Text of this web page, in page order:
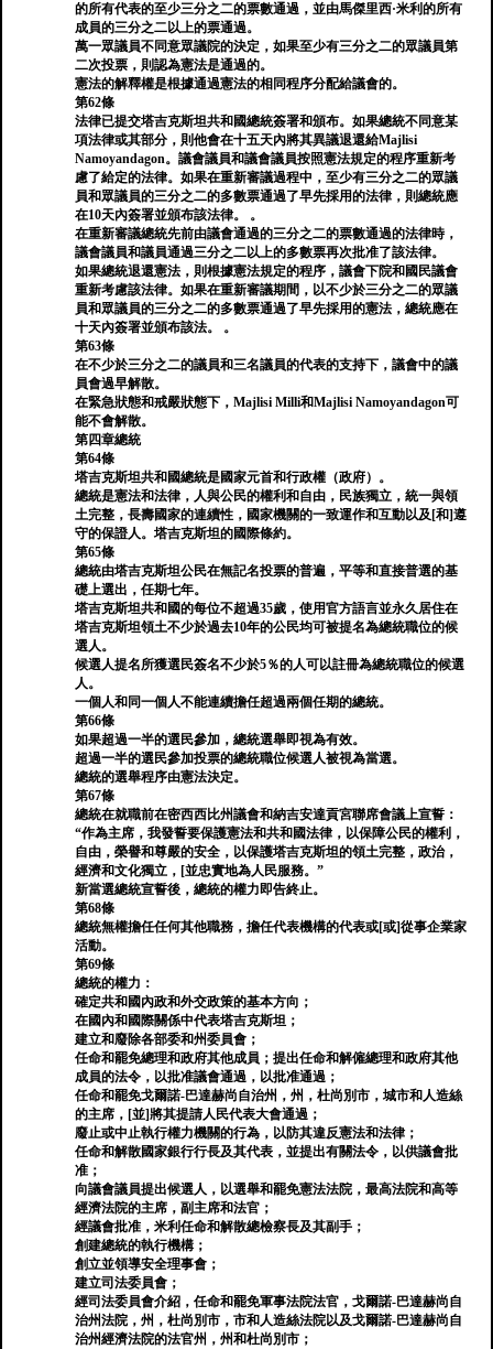
的所有代表的至少三分之二的票數通過，並由馬傑里西·米利的所有
成員的三分之二以上的票通過。
萬一眾議員不同意眾議院的決定，如果至少有三分之二的眾議員第
二次投票，則認為憲法是通過的。
憲法的解釋權是根據通過憲法的相同程序分配給議會的。
第62條
法律已提交塔吉克斯坦共和國總統簽署和頒布。如果總統不同意某
項法律或其部分，則他會在十五天內將其異議退還給Majlisi
Namoyandagon。議會議員和議會議員按照憲法規定的程序重新考
慮了給定的法律。如果在重新審議過程中，至少有三分之二的眾議
員和眾議員的三分之二的多數票通過了早先採用的法律，則總統應
在10天內簽署並頒布該法律。 。
在重新審議總統先前由議會通過的三分之二的票數通過的法律時，
議會議員和議員通過三分之二以上的多數票再次批准了該法律。
如果總統退還憲法，則根據憲法規定的程序，議會下院和國民議會
重新考慮該法律。如果在重新審議期間，以不少於三分之二的眾議
員和眾議員的三分之二的多數票通過了早先採用的憲法，總統應在
十天內簽署並頒布該法。 。
第63條
在不少於三分之二的議員和三名議員的代表的支持下，議會中的議
員會過早解散。
在緊急狀態和戒嚴狀態下，Majlisi Milli和Majlisi Namoyandagon可
能不會解散。
第四章總統
第64條
塔吉克斯坦共和國總統是國家元首和行政權（政府）。
總統是憲法和法律，人與公民的權利和自由，民族獨立，統一與領
土完整，長壽國家的連續性，國家機關的一致運作和互動以及[和]遵
守的保證人。塔吉克斯坦的國際條約。
第65條
總統由塔吉克斯坦公民在無記名投票的普遍，平等和直接普選的基
礎上選出，任期七年。
塔吉克斯坦共和國的每位不超過35歲，使用官方語言並永久居住在
塔吉克斯坦領土不少於過去10年的公民均可被提名為總統職位的候
選人。
候選人提名所獲選民簽名不少於5％的人可以註冊為總統職位的候選
人。
一個人和同一個人不能連續擔任超過兩個任期的總統。
第66條
如果超過一半的選民參加，總統選舉即視為有效。
超過一半的選民參加投票的總統職位候選人被視為當選。
總統的選舉程序由憲法決定。
第67條
總統在就職前在密西西比州議會和納吉安達貢宮聯席會議上宣誓：
“作為主席，我發誓要保護憲法和共和國法律，以保障公民的權利，
自由，榮譽和尊嚴的安全，以保護塔吉克斯坦的領土完整，政治，
經濟和文化獨立，[並忠實地為人民服務。”
新當選總統宣誓後，總統的權力即告終止。
第68條
總統無權擔任任何其他職務，擔任代表機構的代表或[或]從事企業家
活動。
第69條
總統的權力：
確定共和國內政和外交政策的基本方向；
在國內和國際關係中代表塔吉克斯坦；
建立和廢除各部委和州委員會；
任命和罷免總理和政府其他成員；提出任命和解僱總理和政府其他
成員的法令，以批准議會通過，以批准通過；
任命和罷免戈爾諾-巴達赫尚自治州，州，杜尚別市，城市和人造絲
的主席，[並]將其提請人民代表大會通過；
廢止或中止執行權力機關的行為，以防其違反憲法和法律；
任命和解散國家銀行行長及其代表，並提出有關法令，以供議會批
准；
向議會議員提出候選人，以選舉和罷免憲法法院，最高法院和高等
經濟法院的主席，副主席和法官；
經議會批准，米利任命和解散總檢察長及其副手；
創建總統的執行機構；
創立並領導安全理事會；
建立司法委員會；
經司法委員會介紹，任命和罷免軍事法院法官，戈爾諾-巴達赫尚自
治州法院，州，杜尚別市，市和人造絲法院以及戈爾諾-巴達赫尚自
治州經濟法院的法官州，州和杜尚別市；